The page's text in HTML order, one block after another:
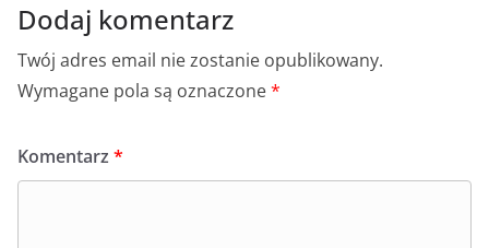
Dodaj komentarz
Twój adres email nie zostanie opublikowany.
Wymagane pola są oznaczone*
Komentarz *